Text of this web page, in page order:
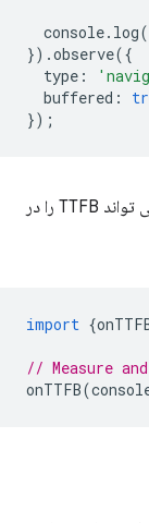
console.
}).observe
type :
buffered:
همچنین می تواند TTFB را در
import {
//
onTTFB(